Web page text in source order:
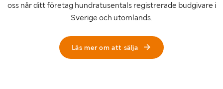
oss når ditt företag hundratusentals registrerade budgivare i
Sverige och utomlands.
Läs mer om att sälja